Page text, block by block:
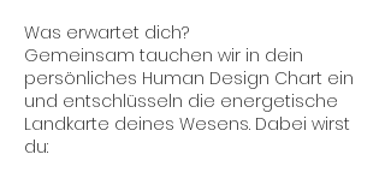
Was erwartet dich?
Gemeinsam tauchen wir in dein
persönliches Human Design Chart ein
und entschlüsseln die energetische
Landkarte deines Wesens. Dabei wirst
du: